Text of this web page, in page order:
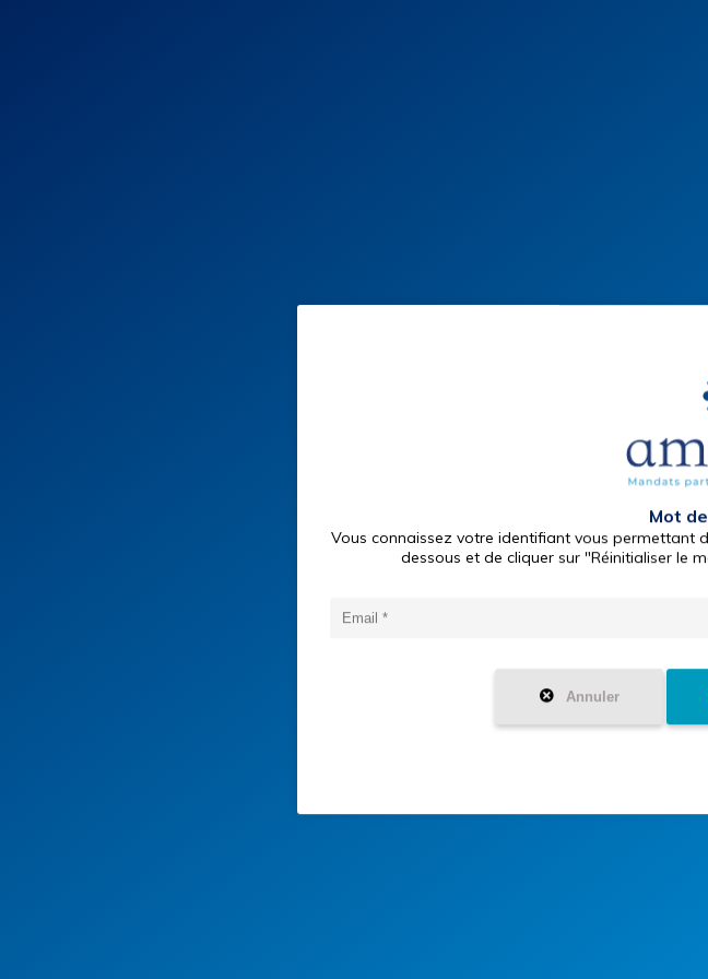
Mot
Vous connaissez votre identifiant vous permettant
dessous et de cliquer sur "Réinitialiser le
Annuler